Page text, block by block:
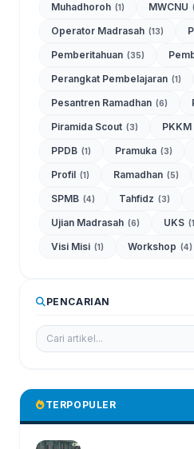
Muhadhoroh (1) MWCNU
Operator Madrasah (13)
Pemberitahuan (35)
Perangkat Pembelajaran (1)
Pesantren Ramadhan (6)
Piramida Scout (3) PKKM
PPDB (1) Pramuka (3)
Profil (1) Ramadhan (5)
SPMB (4) Tahfidz (3)
Ujian Madrasah (6) UKS
Visi Misi (1) Workshop (4)
PENCARIAN
TERPOPULER